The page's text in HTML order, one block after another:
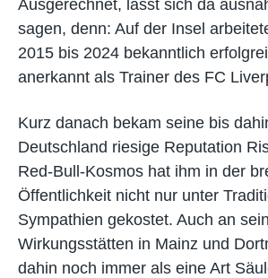
Ausgerechnet, lässt sich da
sagen, denn: Auf der Insel
2015 bis 2024 bekanntlich
anerkannt als Trainer des FC
Kurz danach bekam seine bis
Deutschland riesige Reputation
Red-Bull-Kosmos hat ihm in der
Öffentlichkeit nicht nur unter
Sympathien gekostet. Auch an
Wirkungsstätten in Mainz und
dahin noch immer als eine Art